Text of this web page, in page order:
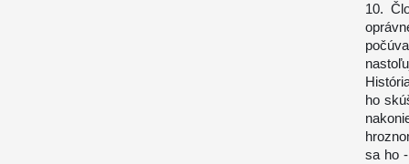
10.
ho
sa ho